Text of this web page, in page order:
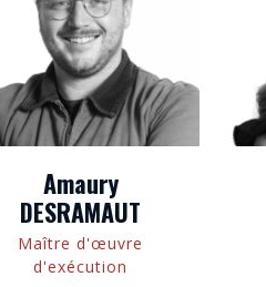
Amaury
DESRAMAUT
Maître d'œuvre
d'exécution